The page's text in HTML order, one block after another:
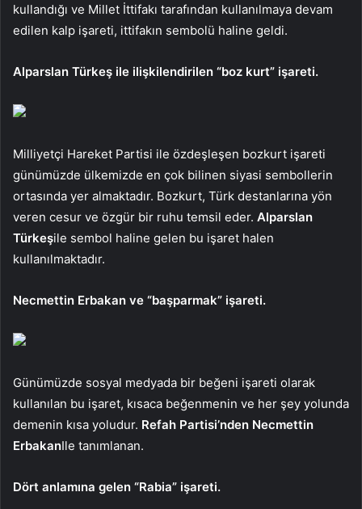
kullandığı ve Millet İttifakı tarafından kullanılmaya devam
edilen kalp işareti, ittifakın sembolü haline geldi.
Alparslan Türkeş ile ilişkilendirilen “boz kurt” işareti.
Milliyetçi Hareket Partisi ile özdeşleşen bozkurt işareti
günümüzde ülkemizde en çok bilinen siyasi sembollerin
ortasında yer almaktadır. Bozkurt, Türk destanlarına yön
veren cesur ve özgür bir ruhu temsil eder. Alparslan
Türkeşile sembol haline gelen bu işaret halen
kullanılmaktadır.
Necmettin Erbakan ve “başparmak” işareti.
Günümüzde sosyal medyada bir beğeni işareti olarak
kullanılan bu işaret, kısaca beğenmenin ve her şey yolunda
demenin kısa yoludur. Refah Partisi’nden Necmettin
ErbakanIle tanımlanan.
Dört anlamına gelen “Rabia” işareti.